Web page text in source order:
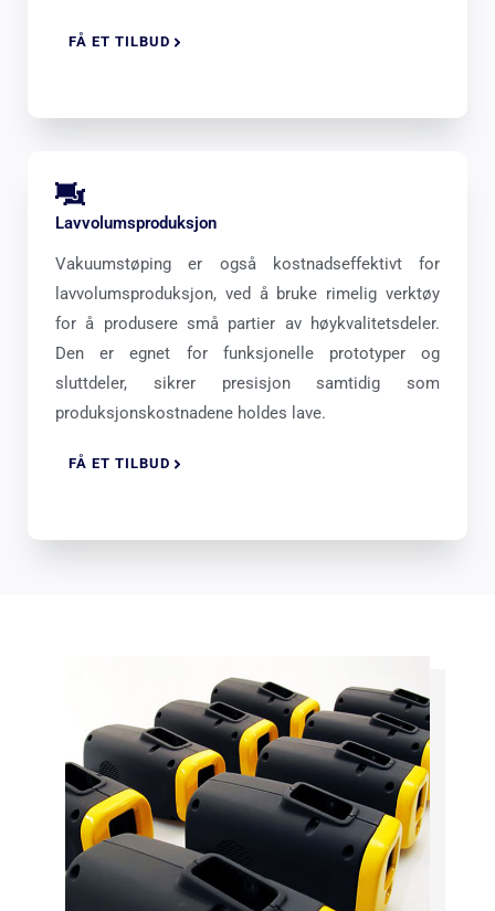
FÅ ET TILBUD
Lavvolumsproduksjon
Vakuumstøping er også kostnadseffektivt for
lavvolumsproduksjon, ved å bruke rimelig verktøy
for å produsere små partier av høykvalitetsdeler.
Den er egnet for funksjonelle prototyper og
sluttdeler, sikrer presisjon samtidig som
produksjonskostnadene holdes lave.
FÅ ET TILBUD